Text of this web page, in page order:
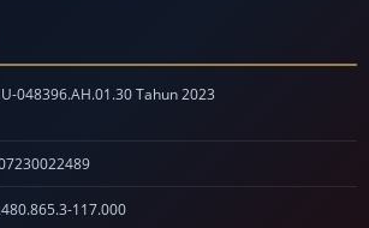
048396.AH.01.30 Tahun 2023
117.000